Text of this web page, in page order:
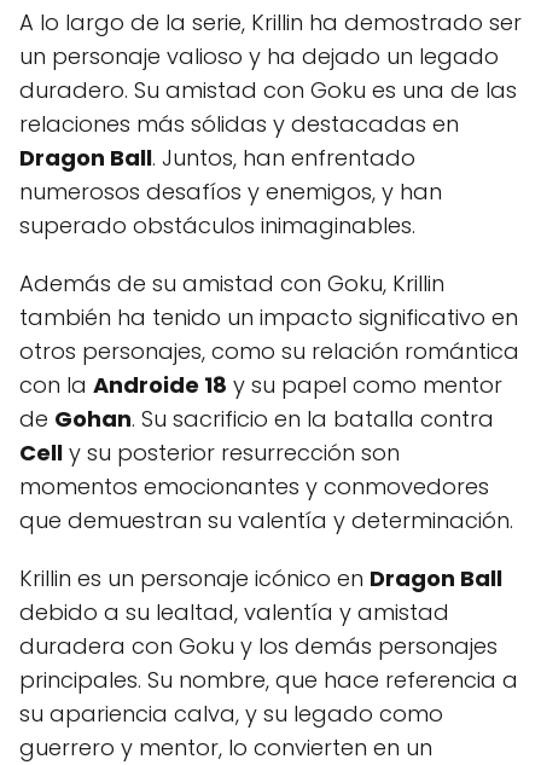
A lo largo de la serie, Krillin ha demostrado ser
un personaje valioso y ha dejado un legado
duradero. Su amistad con Goku es una de las
relaciones más sólidas y destacadas en
Dragon Ball. Juntos, han enfrentado
numerosos desafíos y enemigos, y han
superado obstáculos inimaginables.
Además de su amistad con Goku, Krillin
también ha tenido un impacto significativo en
otros personajes, como su relación romántica
con la Androide 18 y su papel como mentor
de Gohan. Su sacrificio en la batalla contra
Cell y su posterior resurrección son
momentos emocionantes y conmovedores
que demuestran su valentía y determinación.
Krillin es un personaje icónico en Dragon Ball
debido a su lealtad, valentía y amistad
duradera con Goku y los demás personajes
principales. Su nombre, que hace referencia a
su apariencia calva, y su legado como
guerrero y mentor, lo convierten en un